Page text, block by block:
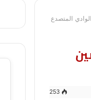
المتصدع
253